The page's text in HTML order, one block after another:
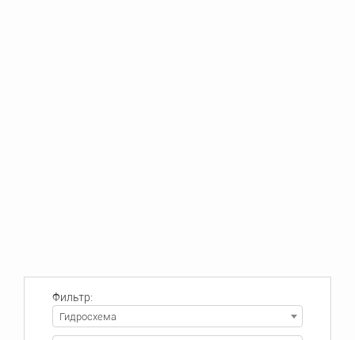
Фильтр:
Гидросхема